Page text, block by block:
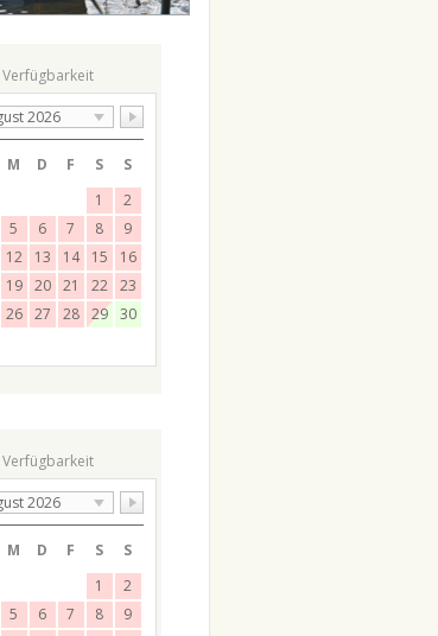
2026
M D F S
S
1
2
5 6 7 8
9
12 13 14 15
16
19 20 21 22
23
26 27 28 29
30
2026
M D F S
S
1
2
5 6 7 8
9